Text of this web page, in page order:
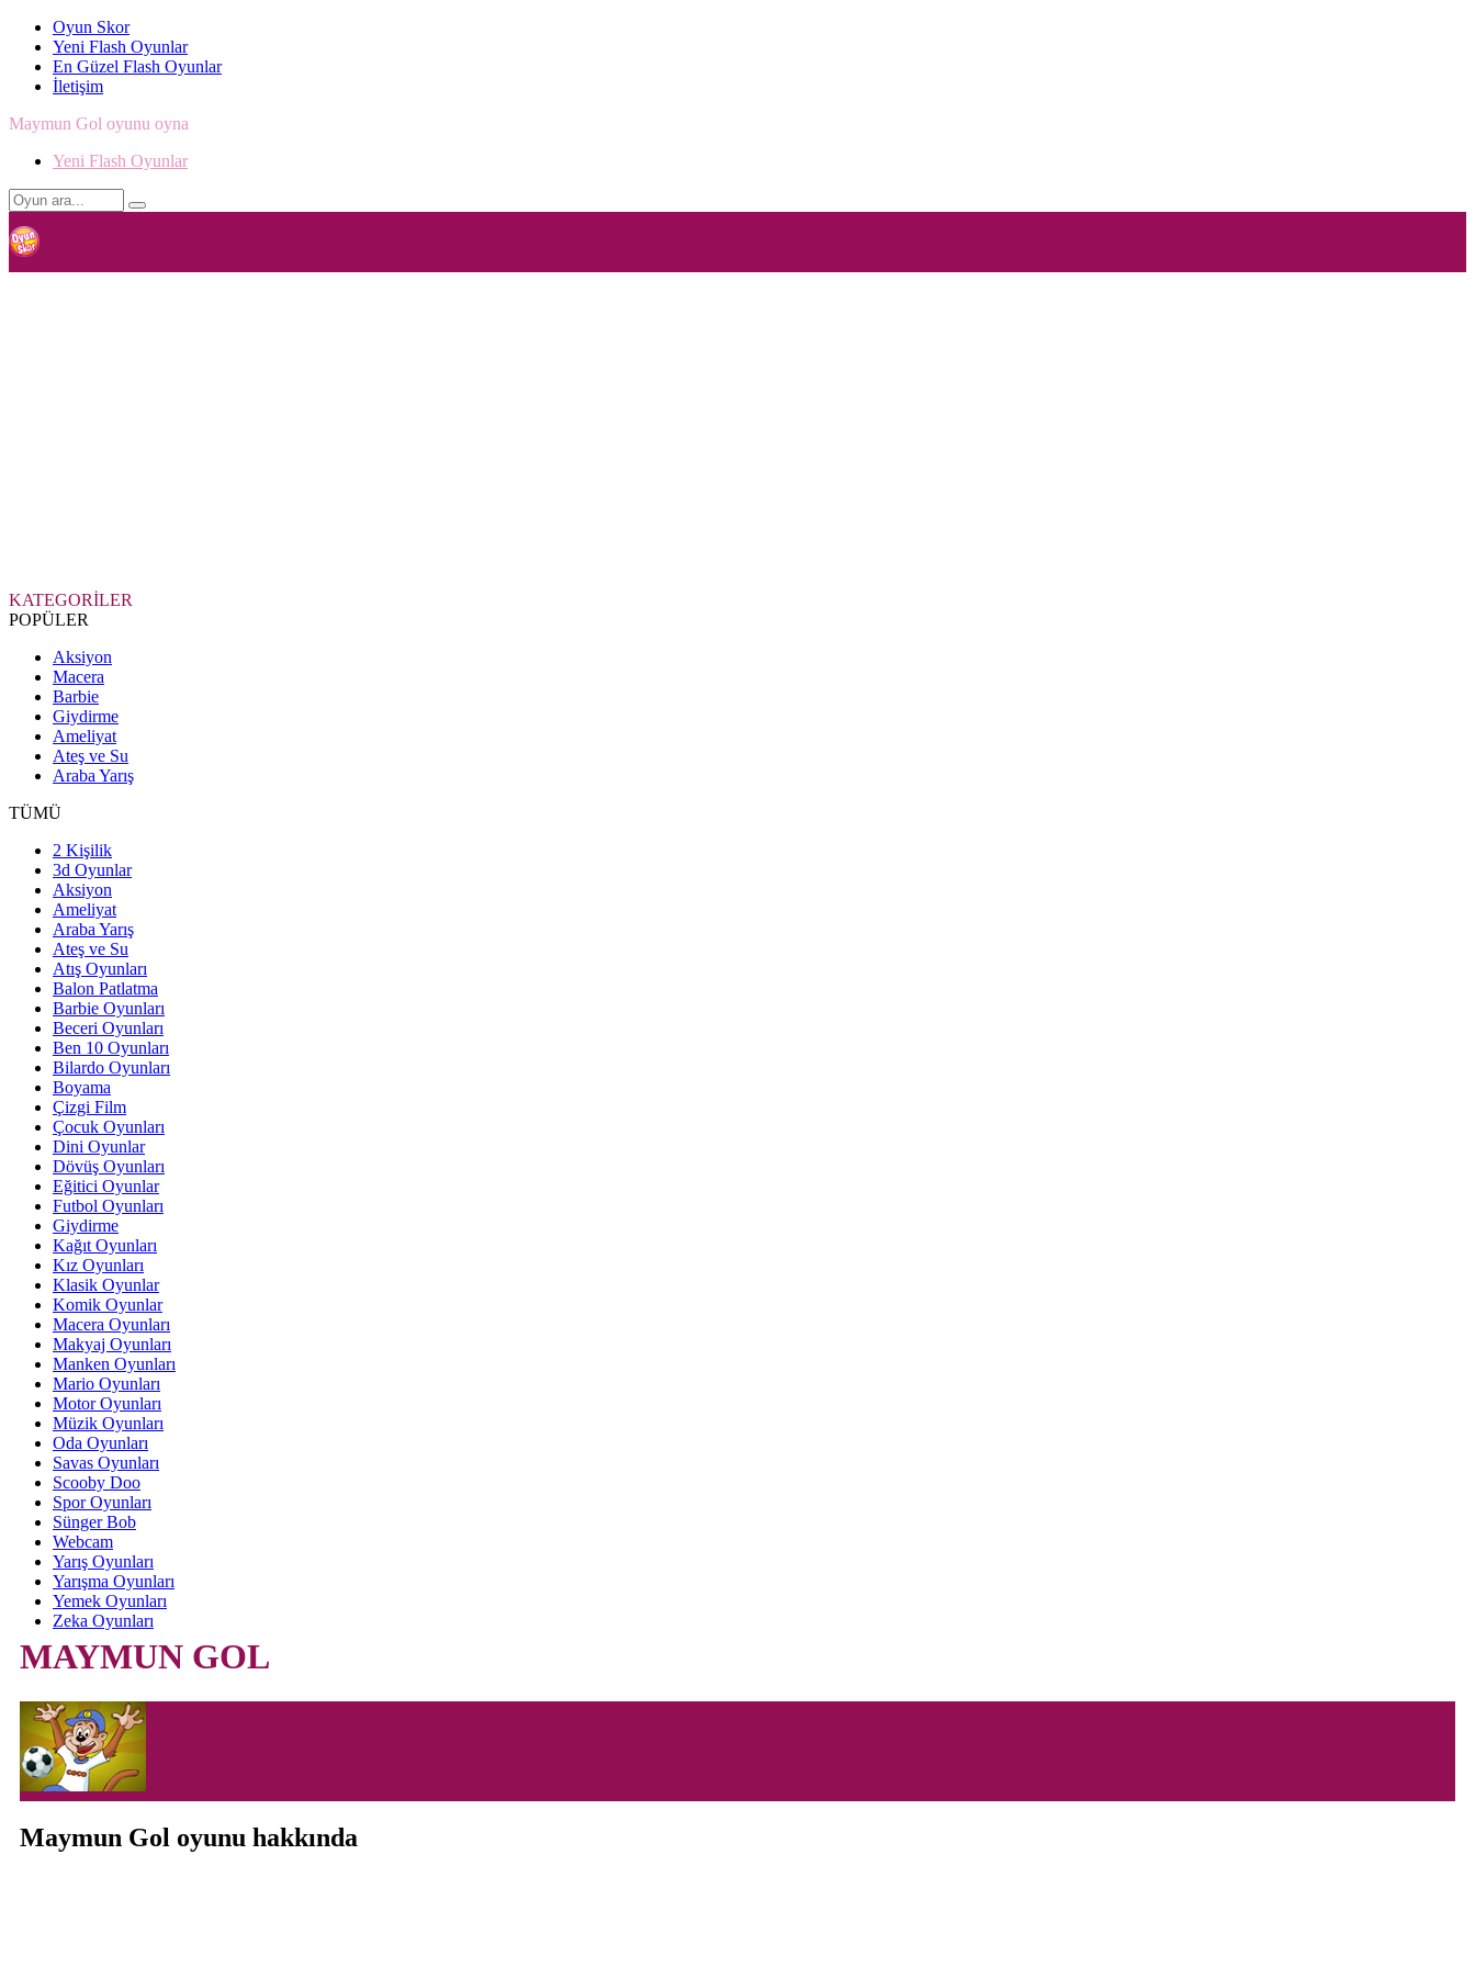
Oyun Skor
Yeni Flash Oyunlar
En Güzel Flash Oyunlar
İletişim
Maymun Gol oyunu oyna
Yeni Flash Oyunlar
KATEGORİLER
POPÜLER
Aksiyon
Macera
Barbie
Giydirme
Ameliyat
Ateş ve Su
Araba Yarış
TÜMÜ
2 Kişilik
3d Oyunlar
Aksiyon
Ameliyat
Araba Yarış
Ateş ve Su
Atış Oyunları
Balon Patlatma
Barbie Oyunları
Beceri Oyunları
Ben 10 Oyunları
Bilardo Oyunları
Boyama
Çizgi Film
Çocuk Oyunları
Dini Oyunlar
Dövüş Oyunları
Eğitici Oyunlar
Futbol Oyunları
Giydirme
Kağıt Oyunları
Kız Oyunları
Klasik Oyunlar
Komik Oyunlar
Macera Oyunları
Makyaj Oyunları
Manken Oyunları
Mario Oyunları
Motor Oyunları
Müzik Oyunları
Oda Oyunları
Savas Oyunları
Scooby Doo
Spor Oyunları
Sünger Bob
Webcam
Yarış Oyunları
Yarışma Oyunları
Yemek Oyunları
Zeka Oyunları
MAYMUN GOL
Maymun Gol oyunu hakkında